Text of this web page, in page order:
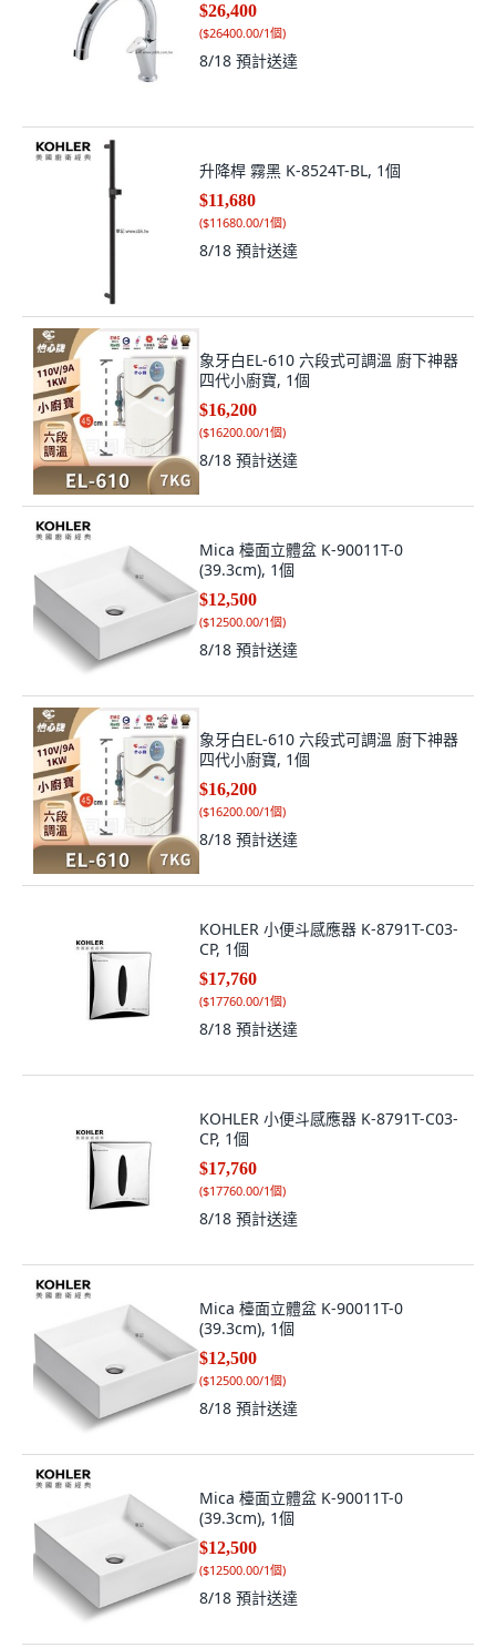
$26,400
($26400.00/1個)
8/18 預計送達
升降桿 霧黑 K-8524T-BL, 1個
$11,680
($11680.00/1個)
8/18 預計送達
象牙白EL-610 六段式可調溫 廚下神器
四代小廚寶, 1個
$16,200
($16200.00/1個)
8/18 預計送達
Mica 檯面立體盆 K-90011T-0
(39.3cm), 1個
$12,500
($12500.00/1個)
8/18 預計送達
象牙白EL-610 六段式可調溫 廚下神器
四代小廚寶, 1個
$16,200
($16200.00/1個)
8/18 預計送達
KOHLER 小便斗感應器 K-8791T-C03-
CP, 1個
$17,760
($17760.00/1個)
8/18 預計送達
KOHLER 小便斗感應器 K-8791T-C03-
CP, 1個
$17,760
($17760.00/1個)
8/18 預計送達
Mica 檯面立體盆 K-90011T-0
(39.3cm), 1個
$12,500
($12500.00/1個)
8/18 預計送達
Mica 檯面立體盆 K-90011T-0
(39.3cm), 1個
$12,500
($12500.00/1個)
8/18 預計送達